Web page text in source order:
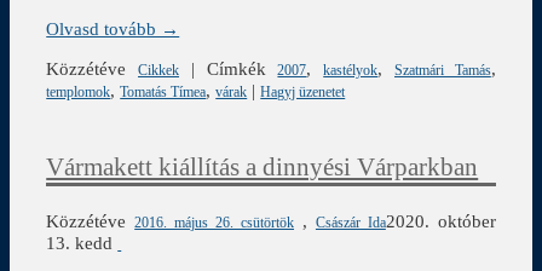
Olvasd tovább →
Közzétéve
Cikkek | Címkék 2007,kastélyok,Szatmári Tamás,
templomok,Tomatás Tímea,várak |Hagyj üzenetet
Vármakett kiállítás a dinnyési Várparkban
Közzétéve2016. május 26. csütörtök , Császár Ida2020. október
13. kedd